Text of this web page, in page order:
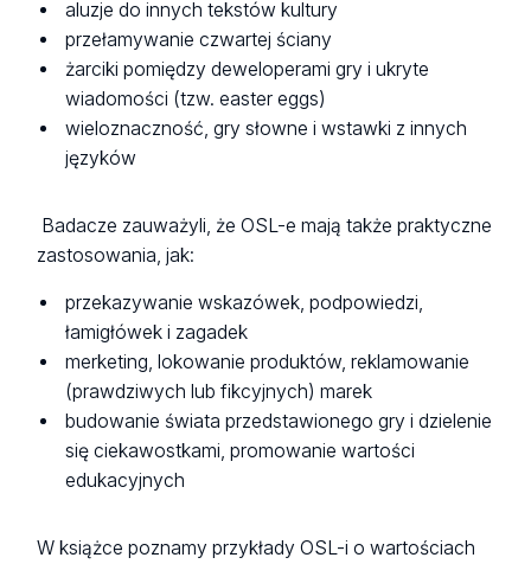
aluzje do innych tekstów kultury
przełamywanie czwartej ściany
żarciki pomiędzy deweloperami gry i ukryte
wiadomości (tzw. easter eggs)
wieloznaczność, gry słowne i wstawki z innych
języków
Badacze zauważyli, że OSL-e mają także praktyczne
zastosowania, jak:
przekazywanie wskazówek, podpowiedzi,
łamigłówek i zagadek
merketing, lokowanie produktów, reklamowanie
(prawdziwych lub fikcyjnych) marek
budowanie świata przedstawionego gry i dzielenie
się ciekawostkami, promowanie wartości
edukacyjnych
W książce poznamy przykłady OSL-i o wartościach